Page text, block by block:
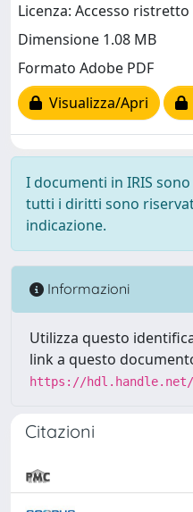
Licenza: Accesso ristretto
Dimensione 1.08 MB
Formato Adobe PDF
Visualizza/Apri
I documenti in IRIS
tutti i diritti sono
indicazione.
Informazioni
Utilizza questo
link a questo
https://hdl.handle.net/
Citazioni